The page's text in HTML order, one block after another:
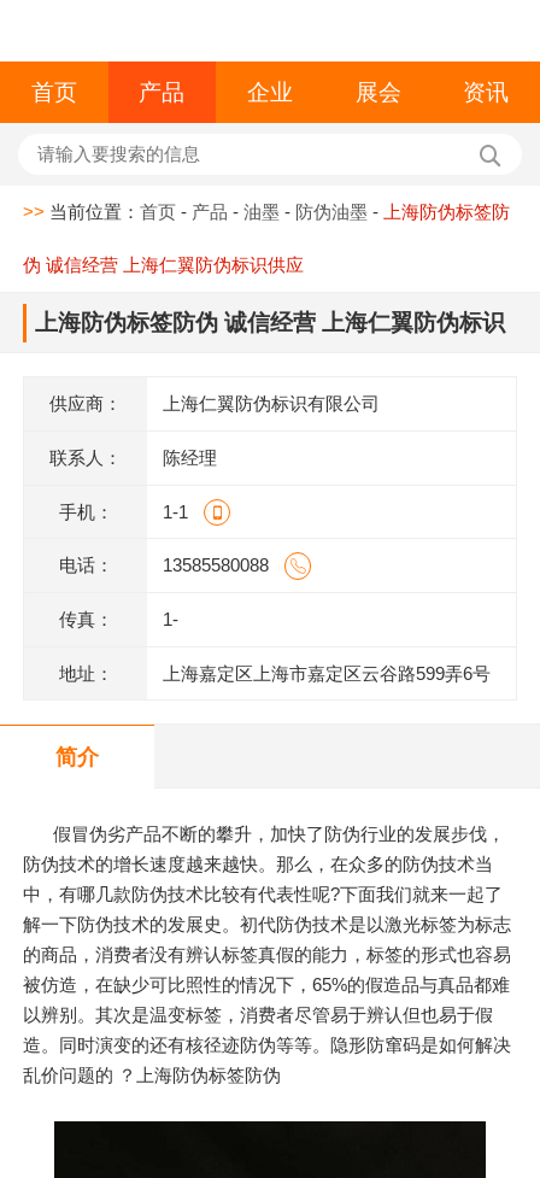
首页 产品 企业 展会 资讯
>> 当前位置：首页 - 产品 -油墨 - 防伪油墨 - 上海防伪标签防
伪 诚信经营 上海仁翼防伪标识供应
上海防伪标签防伪 诚信经营 上海仁翼防伪标识
供应商： 上海仁翼防伪标识有限公司
联系人： 陈经理
手机： 1-1
电话： 13585580088
传真： 1-
地址： 上海嘉定区上海市嘉定区云谷路599弄6号
简介
假冒伪劣产品不断的攀升，加快了防伪行业的发展步伐，
防伪技术的增长速度越来越快。那么，在众多的防伪技术当
中，有哪几款防伪技术比较有代表性呢?下面我们就来一起了
解一下防伪技术的发展史。初代防伪技术是以激光标签为标志
的商品，消费者没有辨认标签真假的能力，标签的形式也容易
被仿造，在缺少可比照性的情况下，65%的假造品与真品都难
以辨别。其次是温变标签，消费者尽管易于辨认但也易于假
造。同时演变的还有核径迹防伪等等。隐形防窜码是如何解决
乱价问题的 ？上海防伪标签防伪